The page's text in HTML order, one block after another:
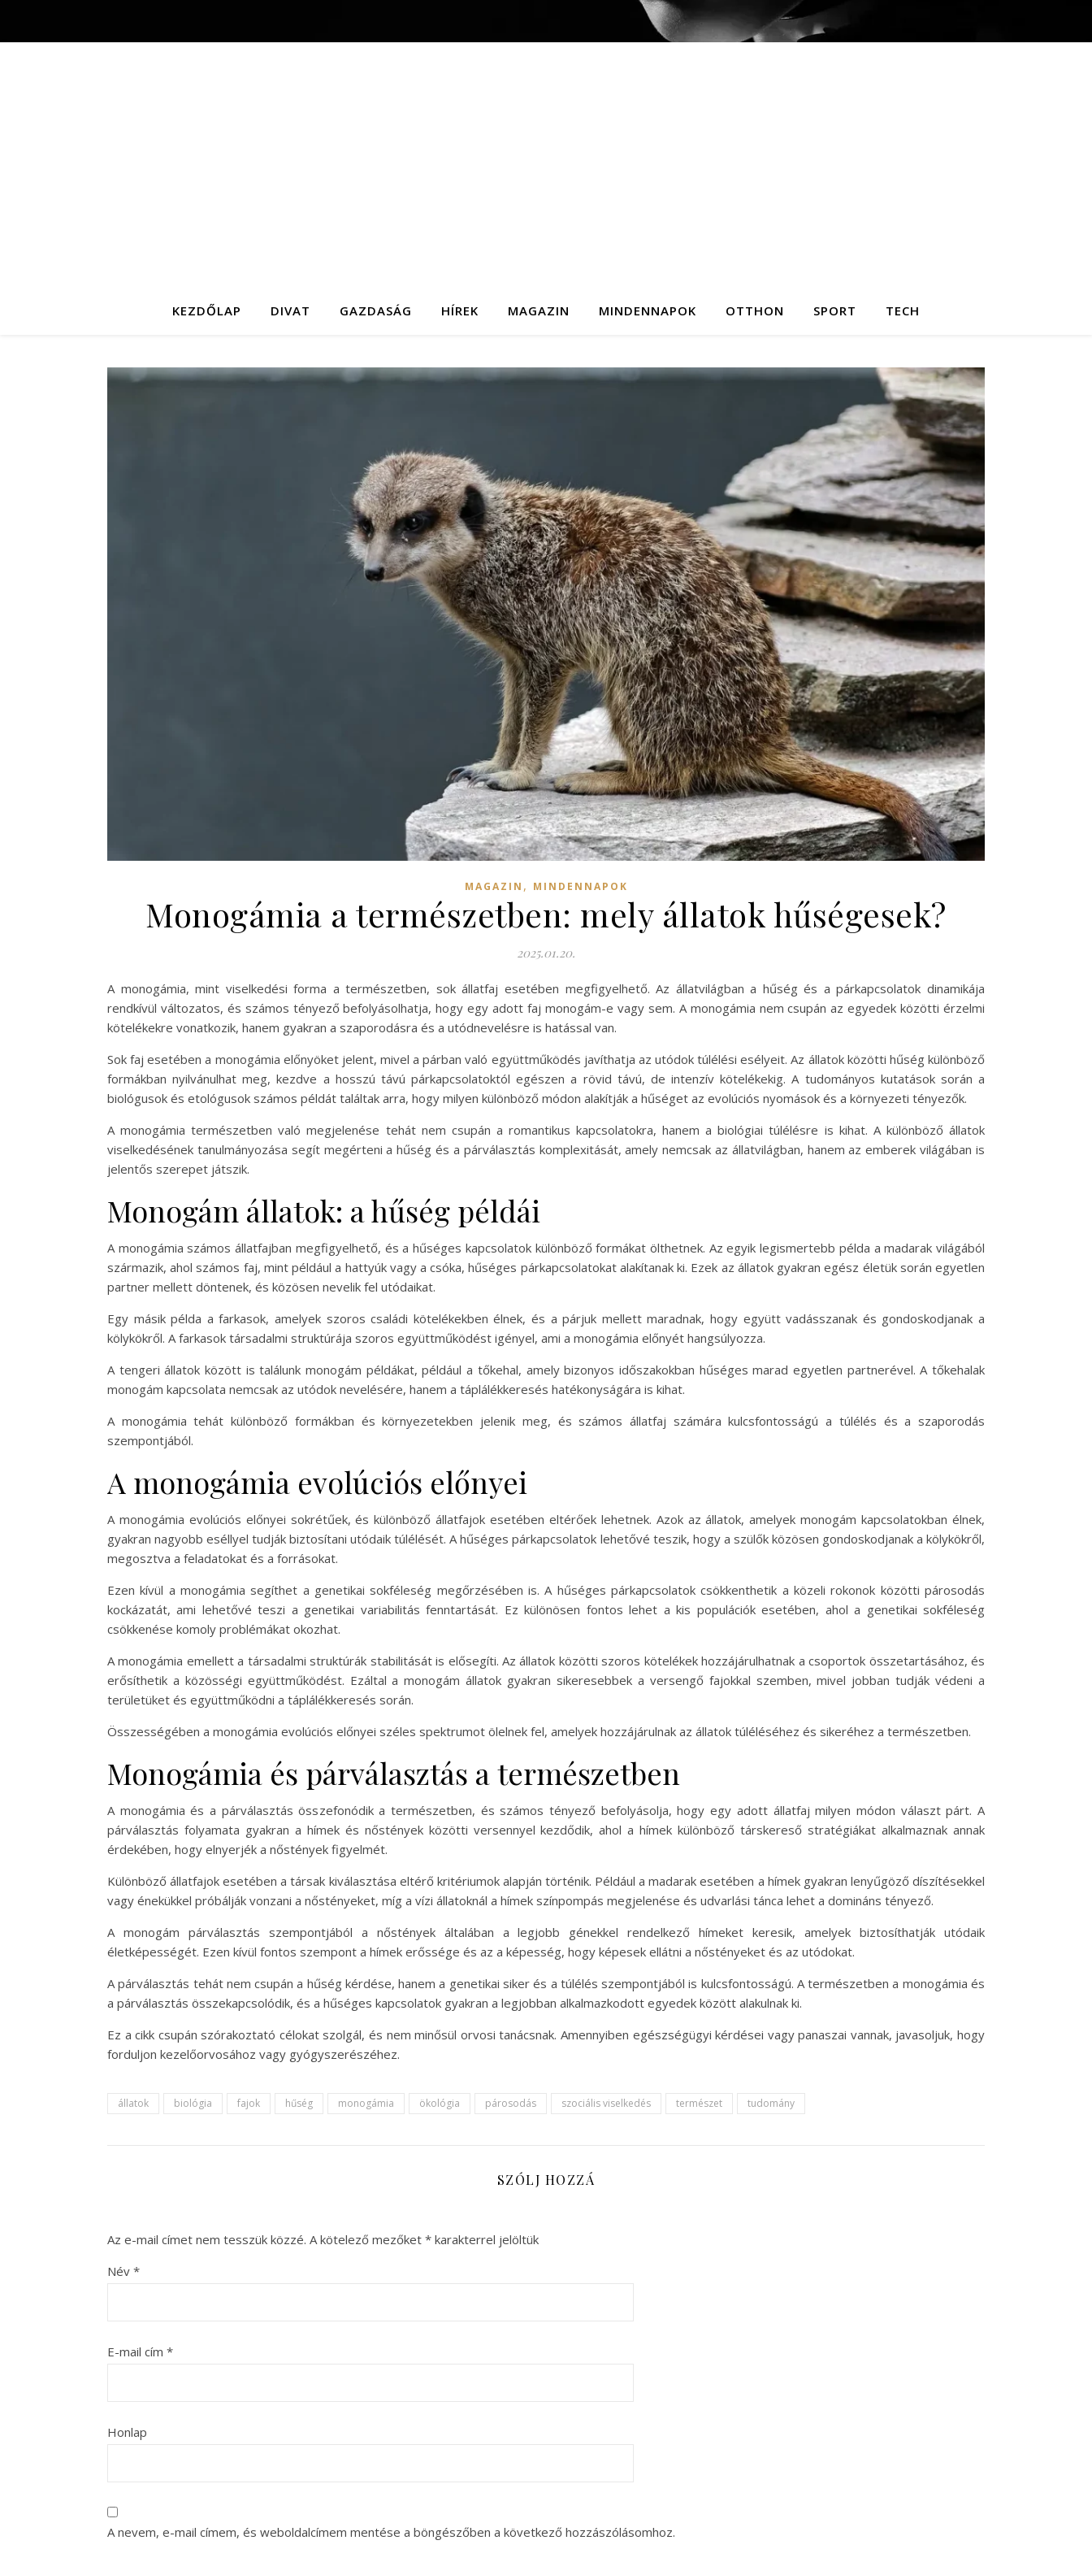
KEZDŐLAP DIVAT GAZDASÁG HÍREK MAGAZIN MINDENNAPOK OTTHON SPORT TECH
MAGAZIN , MINDENNAPOK
Monogámia a természetben: mely állatok hűségesek?
2025.01.20.
A monogámia, mint viselkedési forma a természetben, sok állatfaj esetében megfigyelhető. Az állatvilágban a hűség és a párkapcsolatok dinamikája
rendkívül változatos, és számos tényező befolyásolhatja, hogy egy adott faj monogám-e vagy sem. A monogámia nem csupán az egyedek közötti érzelmi
kötelékekre vonatkozik, hanem gyakran a szaporodásra és a utódnevelésre is hatással van.
Sok faj esetében a monogámia előnyöket jelent, mivel a párban való együttműködés javíthatja az utódok túlélési esélyeit. Az állatok közötti hűség különböző
formákban nyilvánulhat meg, kezdve a hosszú távú párkapcsolatoktól egészen a rövid távú, de intenzív kötelékekig. A tudományos kutatások során a
biológusok és etológusok számos példát találtak arra, hogy milyen különböző módon alakítják a hűséget az evolúciós nyomások és a környezeti tényezők.
A monogámia természetben való megjelenése tehát nem csupán a romantikus kapcsolatokra, hanem a biológiai túlélésre is kihat. A különböző állatok
viselkedésének tanulmányozása segít megérteni a hűség és a párválasztás komplexitását, amely nemcsak az állatvilágban, hanem az emberek világában is
jelentős szerepet játszik.
Monogám állatok: a hűség példái
A monogámia számos állatfajban megfigyelhető, és a hűséges kapcsolatok különböző formákat ölthetnek. Az egyik legismertebb példa a madarak világából
származik, ahol számos faj, mint például a hattyúk vagy a csóka, hűséges párkapcsolatokat alakítanak ki. Ezek az állatok gyakran egész életük során egyetlen
partner mellett döntenek, és közösen nevelik fel utódaikat.
Egy másik példa a farkasok, amelyek szoros családi kötelékekben élnek, és a párjuk mellett maradnak, hogy együtt vadásszanak és gondoskodjanak a
kölykökről. A farkasok társadalmi struktúrája szoros együttműködést igényel, ami a monogámia előnyét hangsúlyozza.
A tengeri állatok között is találunk monogám példákat, például a tőkehal, amely bizonyos időszakokban hűséges marad egyetlen partnerével. A tőkehalak
monogám kapcsolata nemcsak az utódok nevelésére, hanem a táplálékkeresés hatékonyságára is kihat.
A monogámia tehát különböző formákban és környezetekben jelenik meg, és számos állatfaj számára kulcsfontosságú a túlélés és a szaporodás
szempontjából.
A monogámia evolúciós előnyei
A monogámia evolúciós előnyei sokrétűek, és különböző állatfajok esetében eltérőek lehetnek. Azok az állatok, amelyek monogám kapcsolatokban élnek,
gyakran nagyobb eséllyel tudják biztosítani utódaik túlélését. A hűséges párkapcsolatok lehetővé teszik, hogy a szülők közösen gondoskodjanak a kölykökről,
megosztva a feladatokat és a forrásokat.
Ezen kívül a monogámia segíthet a genetikai sokféleség megőrzésében is. A hűséges párkapcsolatok csökkenthetik a közeli rokonok közötti párosodás
kockázatát, ami lehetővé teszi a genetikai variabilitás fenntartását. Ez különösen fontos lehet a kis populációk esetében, ahol a genetikai sokféleség
csökkenése komoly problémákat okozhat.
A monogámia emellett a társadalmi struktúrák stabilitását is elősegíti. Az állatok közötti szoros kötelékek hozzájárulhatnak a csoportok összetartásához, és
erősíthetik a közösségi együttműködést. Ezáltal a monogám állatok gyakran sikeresebbek a versengő fajokkal szemben, mivel jobban tudják védeni a
területüket és együttműködni a táplálékkeresés során.
Összességében a monogámia evolúciós előnyei széles spektrumot ölelnek fel, amelyek hozzájárulnak az állatok túléléséhez és sikeréhez a természetben.
Monogámia és párválasztás a természetben
A monogámia és a párválasztás összefonódik a természetben, és számos tényező befolyásolja, hogy egy adott állatfaj milyen módon választ párt. A
párválasztás folyamata gyakran a hímek és nőstények közötti versennyel kezdődik, ahol a hímek különböző társkereső stratégiákat alkalmaznak annak
érdekében, hogy elnyerjék a nőstények figyelmét.
Különböző állatfajok esetében a társak kiválasztása eltérő kritériumok alapján történik. Például a madarak esetében a hímek gyakran lenyűgöző díszítésekkel
vagy énekükkel próbálják vonzani a nőstényeket, míg a vízi állatoknál a hímek színpompás megjelenése és udvarlási tánca lehet a domináns tényező.
A monogám párválasztás szempontjából a nőstények általában a legjobb génekkel rendelkező hímeket keresik, amelyek biztosíthatják utódaik
életképességét. Ezen kívül fontos szempont a hímek erőssége és az a képesség, hogy képesek ellátni a nőstényeket és az utódokat.
A párválasztás tehát nem csupán a hűség kérdése, hanem a genetikai siker és a túlélés szempontjából is kulcsfontosságú. A természetben a monogámia és
a párválasztás összekapcsolódik, és a hűséges kapcsolatok gyakran a legjobban alkalmazkodott egyedek között alakulnak ki.
Ez a cikk csupán szórakoztató célokat szolgál, és nem minősül orvosi tanácsnak. Amennyiben egészségügyi kérdései vagy panaszai vannak, javasoljuk, hogy
forduljon kezelőorvosához vagy gyógyszerészéhez.
állatok biológia fajok hűség monogámia ökológia párosodás szociális viselkedés természet tudomány
SZÓLJ HOZZÁ
Az e-mail címet nem tesszük közzé. A kötelező mezőket * karakterrel jelöltük
Név *
E-mail cím *
Honlap
A nevem, e-mail címem, és weboldalcímem mentése a böngészőben a következő hozzászólásomhoz.